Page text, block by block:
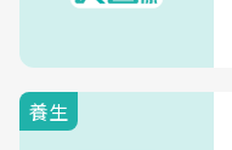
養生